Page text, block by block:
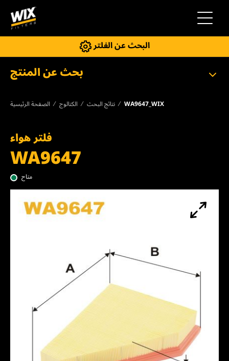
التنقل
البحث عن الفلتر
بحث عن المنتج
الصفحة الرئيسية الكتالوج نتائج البحث WA9647_WIX
فلتر هواء
WA9647
متاح